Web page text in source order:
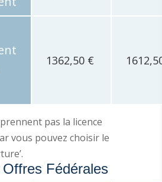
1362,50 €
pas la licence
vous pouvez choisir le
Fédérales